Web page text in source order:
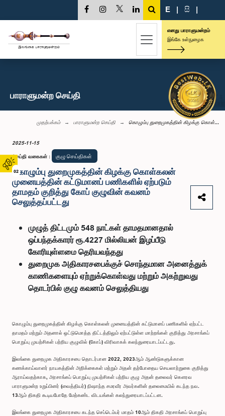
02
E | සි |
எனது பாராளுமன்றம்
இங்கே உள்நுழைக
பாராளுமன்ற செய்தி
முதற்பக்கம் பாராளுமன்ற செய்தி கொழும்பு துறைமுகத்தின் கிழக்கு கொள்...
2025-11-15
செய்தி வகைகள் : குழு செய்திகள்
கொழும்பு துறைமுகத்தின் கிழக்கு கொள்கலன்
முனையத்தின் கட்டுமானப் பணிகளில் ஏற்படும்
தாமதம் குறித்து கோப் குழுவின் கவனம்
செலுத்தப்பட்டது
முழுத் திட்டமும் 548 நாட்கள் தாமதமானதால்
ஒப்பந்தக்காரர் ரூ.4227 மில்லியன் இழப்பீடு
கோரியுள்ளமை தெரியவந்தது
துறைமுக அதிகாரசபைக்குச் சொந்தமான அனைத்துக்
காணிகளையும் ஏற்றுக்கொள்வது மற்றும் அகற்றுவது
தொடர்பில் குழு கவனம் செலுத்தியது
கொழும்பு துறைமுகத்தின் கிழக்கு கொள்கலன் முனையத்தின் கட்டுமானப் பணிகளில் ஏற்பட்ட
தாமதம் மற்றும் அதனால் ஒட்டுமொத்த திட்டத்திலும் ஏற்பட்டுள்ள மாற்றங்கள் குறித்து அரசாங்கப்
பொறுப்பு முயற்சிகள் பற்றிய குழுவில் (கோப்) விரிவாகக் கலந்துரையாடப்பட்டது.
இலங்கை துறைமுக அதிகாரசபை தொடர்பான 2022, 2023ஆம் ஆண்டுகளுக்கான
கணக்காய்வாளர் நாயகத்தின் அறிக்கைகள் மற்றும் அதன் தற்போதைய செயலாற்றுகை குறித்து
ஆராய்வதற்காக, அரசாங்கப் பொறுப்பு முயற்சிகள் பற்றிய குழு அதன் தலைவர் கௌரவ
பாராளுமன்ற உறுப்பினர் (வைத்தியர்) நிஷாந்த சமரவீர அவர்களின் தலைமையில் கடந்த நவ.
13ஆம் திகதி கூடியபோதே மேற்கண்ட விடயங்கள் கலந்துரையாடப்பட்டன.
இலங்கை துறைமுக அதிகாரசபை கடந்த செப்டெம்பர் மாதம் 10ஆம் திகதி அரசாங்கப் பொறுப்பு